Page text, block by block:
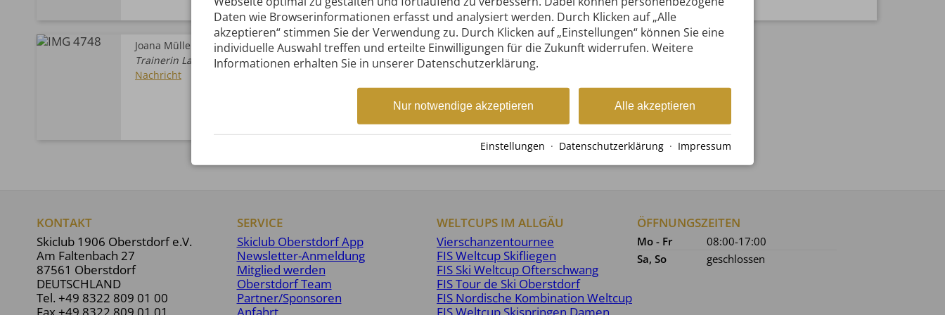
Joana Müller
Trainerin Langlauf TG 3 - U11/ U 12
Nachricht
KONTAKT
Skiclub 1906 Oberstdorf e.V.
Am Faltenbach 27
87561 Oberstdorf
DEUTSCHLAND
Tel. +49 8322 809 01 00
Fax +49 8322 809 01 01
SERVICE
Skiclub Oberstdorf App
Newsletter-Anmeldung
Mitglied werden
Oberstdorf Team
Partner/Sponsoren
Anfahrt
WELTCUPS IM ALLGÄU
Vierschanzentournee
FIS Weltcup Skifliegen
FIS Ski Weltcup Ofterschwang
FIS Tour de Ski Oberstdorf
FIS Nordische Kombination Weltcup
FIS Weltcup Skispringen Damen
ÖFFNUNGSZEITEN
Mo - Fr
08:00-17:00
Sa, So
geschlossen
Daten wie Browserinformationen erfasst und analysiert werden. Durch Klicken auf „Alle
akzeptieren“ stimmen Sie der Verwendung zu. Durch Klicken auf „Einstellungen“ können Sie eine
individuelle Auswahl treffen und erteilte Einwilligungen für die Zukunft widerrufen. Weitere
Informationen erhalten Sie in unserer Datenschutzerklärung.
Alle akzeptieren
Nur notwendige akzeptieren
Einstellungen · Datenschutzerklärung · Impressum